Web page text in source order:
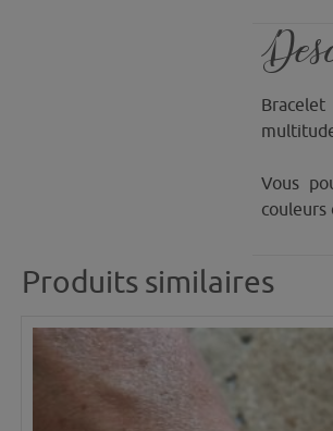
Vous
couleurs
Produits similaires